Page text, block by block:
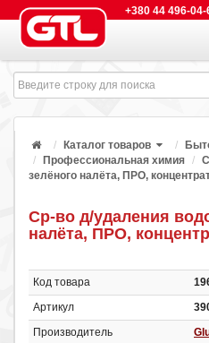
+380 44 496-04-
Каталог товаров
Профессиональная химия
зелёного налёта, ПРО,
Ср-во д/удаления
налёта, ПРО,
Код товара
Артикул
Производитель